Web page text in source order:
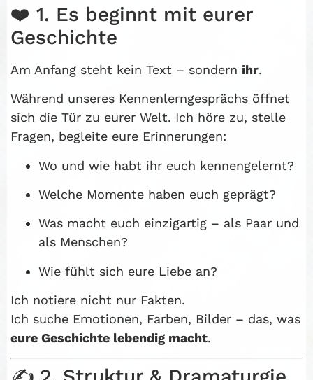
❤️ 1. Es beginnt mit eurer
Geschichte
Am Anfang steht kein Text – sondern ihr.
Während unseres Kennenlerngesprächs öffnet
sich die Tür zu eurer Welt. Ich höre zu, stelle
Fragen, begleite eure Erinnerungen:
Wo und wie habt ihr euch kennengelernt?
Welche Momente haben euch geprägt?
Was macht euch einzigartig – als Paar und
als Menschen?
Wie fühlt sich eure Liebe an?
Ich notiere nicht nur Fakten.
Ich suche Emotionen, Farben, Bilder – das, was
eure Geschichte lebendig macht.